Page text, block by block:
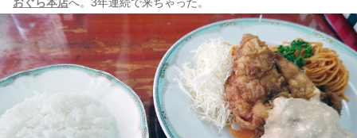
おぐら本店へ。3年連続で来ちゃった。